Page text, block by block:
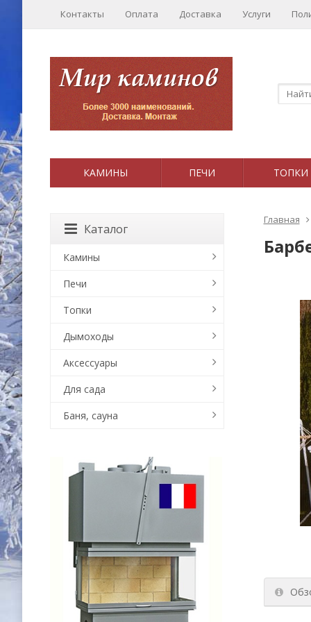
Контакты Оплата Доставка Услуги
КАМИНЫ ПЕЧИ ТОПКИ
Главная
Каталог
Камины
Печи
Топки
Дымоходы
Аксессуары
Для сада
Баня, сауна